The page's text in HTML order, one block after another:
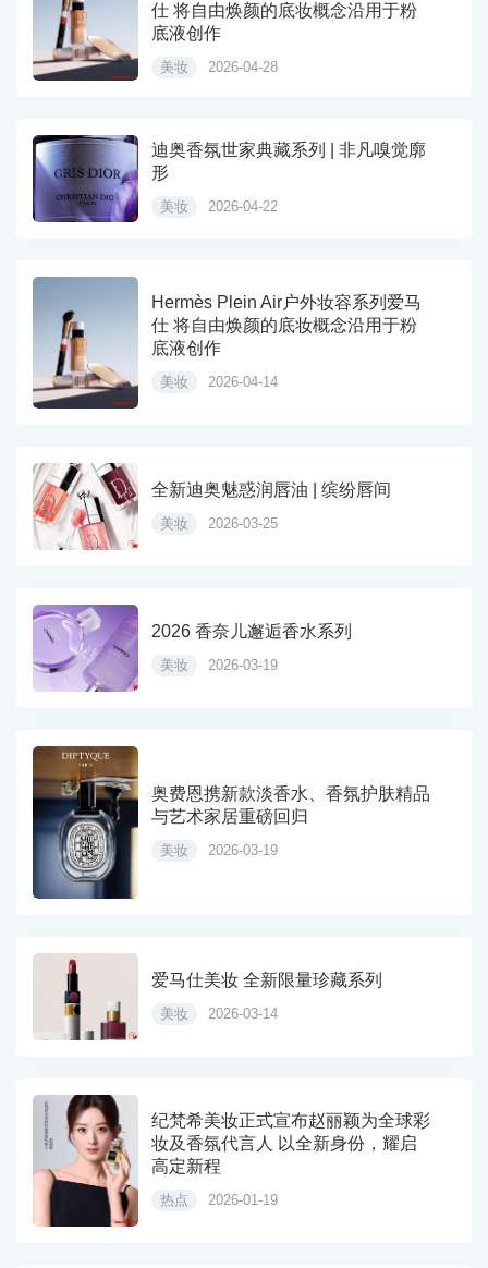
仕 将自由焕颜的底妆概念沿用于粉
底液创作
美妆 2026-04-28
迪奥香氛世家典藏系列 | 非凡嗅觉廓
形
美妆 2026-04-22
Hermès Plein Air户外妆容系列爱马
仕 将自由焕颜的底妆概念沿用于粉
底液创作
美妆 2026-04-14
全新迪奥魅惑润唇油 | 缤纷唇间
美妆 2026-03-25
2026 香奈儿邂逅香水系列
美妆 2026-03-19
奥费恩携新款淡香水、香氛护肤精品
与艺术家居重磅回归
美妆 2026-03-19
爱马仕美妆 全新限量珍藏系列
美妆 2026-03-14
纪梵希美妆正式宣布赵丽颖为全球彩
妆及香氛代言人 以全新身份，耀启
高定新程
热点 2026-01-19